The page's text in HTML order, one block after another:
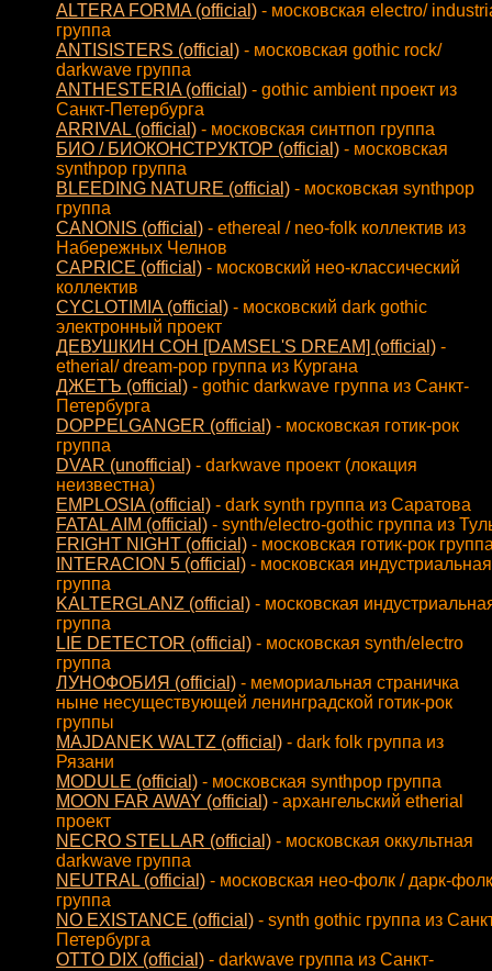
ALTERA FORMA (official) - московская electro/
группа
ANTISISTERS (official) - московская gothic rock/
darkwave группа
ANTHESTERIA (official) - gothic ambient проект из
Санкт-Петербурга
ARRIVAL (official) - московская синтпоп группа
БИО / БИОКОНСТРУКТОР (official) - московская
synthpop группа
BLEEDING NATURE (official) - московская synthpop
группа
CANONIS (official) - ethereal / neo-folk коллектив из
Набережных Челнов
CAPRICE (official) - московский нео-классический
коллектив
CYCLOTIMIA (official) - московский dark gothic
электронный проект
ДЕВУШКИН СОН [DAMSEL'S DREAM] (official) -
etherial/ dream-pop группа из Кургана
ДЖЕТЪ (official) - gothic darkwave группа из Санкт-
Петербурга
DOPPELGANGER (official) - московская готик-рок
группа
DVAR (unofficial) - darkwave проект (локация
неизвестна)
EMPLOSIA (official) - dark synth группа из Саратова
FATAL AIM (official) - synth/electro-gothic группа из
FRIGHT NIGHT (official) - московская готик-рок
INTERACION 5 (official) - московская индустриальная
группа
KALTERGLANZ (official) - московская
группа
LIE DETECTOR (official) - московская synth/electro
группа
ЛУНОФОБИЯ (official) - мемориальная страничка
ныне несуществующей ленинградской готик-рок
группы
MAJDANEK WALTZ (official) - dark folk группа из
Рязани
MODULE (official) - московская synthpop группа
MOON FAR AWAY (official) - архангельский etherial
проект
NECRO STELLAR (official) - московская оккультная
darkwave группа
NEUTRAL (official) - московская нео-фолк / дарк-фолк
группа
NO EXISTANCE (official) - synth gothic группа из
Петербурга
OTTO DIX (official) - darkwave группа из Санкт-